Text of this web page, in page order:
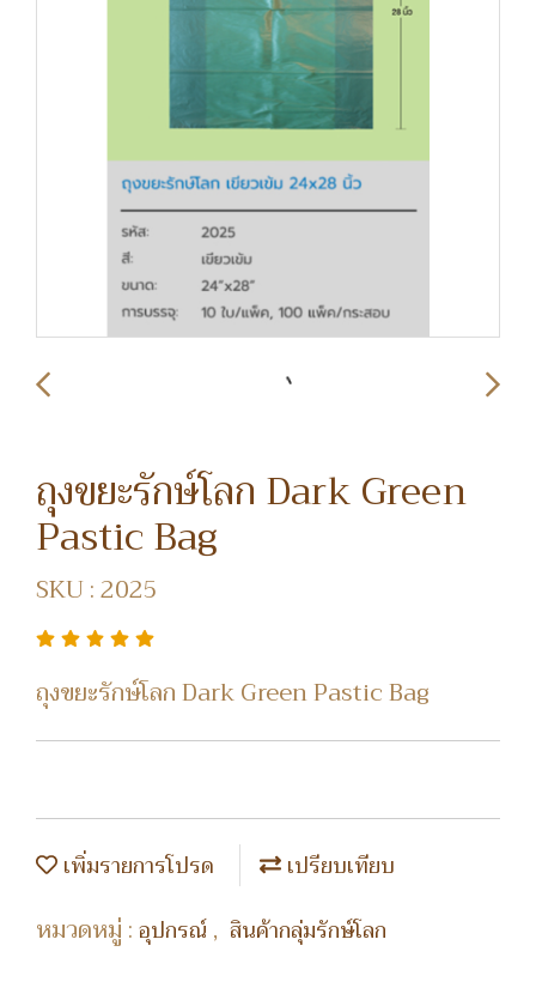
ถุงขยะรักษ์โลก Dark Green
Pastic Bag
SKU : 2025
ถุงขยะรักษ์โลก Dark Green Pastic Bag
เพิ่มรายการโปรด เปรียบเทียบ
หมวดหมู่ :อุปกรณ์, สินค้ากลุ่มรักษ์โลก